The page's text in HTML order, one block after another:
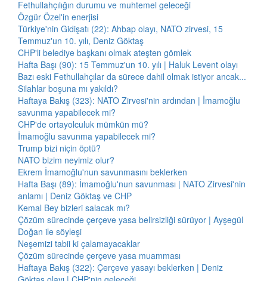
Fethullahçılığın durumu ve muhtemel geleceği
Özgür Özel'in enerjisi
Türkiye'nin Gidişatı (22): Ahbap olayı, NATO zirvesi, 15
Temmuz'un 10. yılı, Deniz Göktaş
CHP'li belediye başkanı olmak ateşten gömlek
Hafta Başı (90): 15 Temmuz'un 10. yılı | Haluk Levent olayı
Bazı eski Fethullahçılar da sürece dahil olmak istiyor ancak...
Silahlar boşuna mı yakıldı?
Haftaya Bakış (323): NATO Zirvesi'nin ardından | İmamoğlu
savunma yapabilecek mi?
CHP'de ortayolculuk mümkün mü?
İmamoğlu savunma yapabilecek mi?
Trump bizi niçin öptü?
NATO bizim neyimiz olur?
Ekrem İmamoğlu'nun savunmasını beklerken
Hafta Başı (89): İmamoğlu'nun savunması | NATO Zirvesi'nin
anlamı | Deniz Göktaş ve CHP
Kemal Bey bizleri salacak mı?
Çözüm sürecinde çerçeve yasa belirsizliği sürüyor | Ayşegül
Doğan ile söyleşi
Neşemizi tabii ki çalamayacaklar
Çözüm sürecinde çerçeve yasa muamması
Haftaya Bakış (322): Çerçeve yasayı beklerken | Deniz